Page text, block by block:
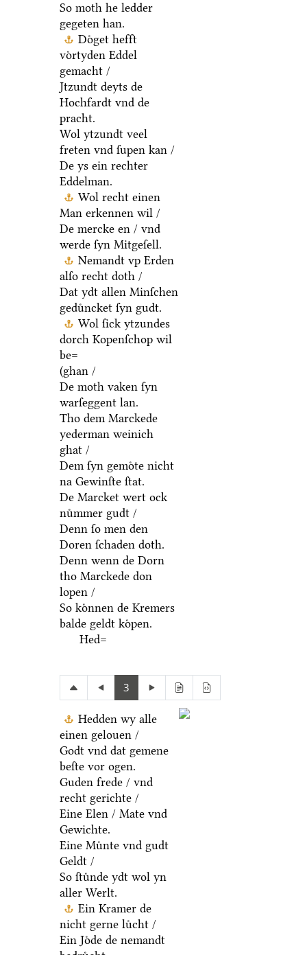
So moth he ledder
gegeten han.
Doͤget hefft
voͤrtyden Eddel
gemacht /
Jtzundt deyts de
Hochfardt vnd de
pracht.
Wol ytzundt veel
freten vnd ſupen kan /
De ys ein rechter
Eddelman.
Wol recht einen
Man erkennen wil /
De mercke en / vnd
werde ſyn Mitgeſell.
Nemandt vp Erden
alſo recht doth /
Dat ydt allen Minſchen
geduͤncket ſyn gudt.
Wol ſick ytzundes
dorch Kopenſchop wil
be=
(ghan /
De moth vaken ſyn
warſeggent lan.
Tho dem Marckede
yederman weinich
ghat /
Dem ſyn gemoͤte nicht
na Gewinſte ſtat.
De Marcket wert ock
nuͤmmer gudt /
Denn ſo men den
Doren ſchaden doth.
Denn wenn de Dorn
tho Marckede don
lopen /
So koͤnnen de Kremers
balde geldt koͤpen.
Hed=
3
Hedden wy alle
einen gelouen /
Godt vnd dat gemene
beſte vor ogen.
Guden frede / vnd
recht gerichte /
Eine Elen / Mate vnd
Gewichte.
Eine Muͤnte vnd gudt
Geldt /
So ſtuͤnde ydt wol yn
aller Werlt.
Ein Kramer de
nicht gerne luͤcht /
Ein Joͤde de nemandt